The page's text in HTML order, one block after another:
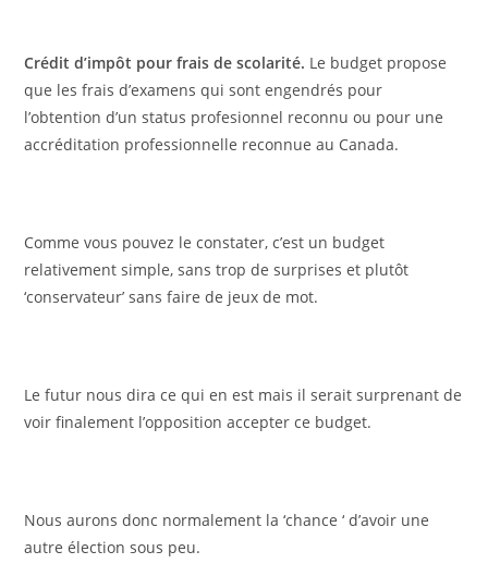
Crédit d’impôt pour frais de scolarité. Le budget propose
que les frais d’examens qui sont engendrés pour
l’obtention d’un status profesionnel reconnu ou pour une
accréditation professionnelle reconnue au Canada.
Comme vous pouvez le constater, c’est un budget
relativement simple, sans trop de surprises et plutôt
‘conservateur’ sans faire de jeux de mot.
Le futur nous dira ce qui en est mais il serait surprenant de
voir finalement l’opposition accepter ce budget.
Nous aurons donc normalement la ‘chance ‘ d’avoir une
autre élection sous peu.